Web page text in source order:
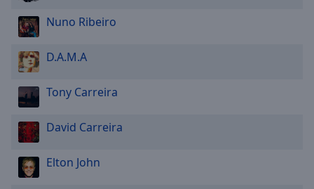
Nuno Ribeiro
D.A.M.A
Tony Carreira
David Carreira
Elton John